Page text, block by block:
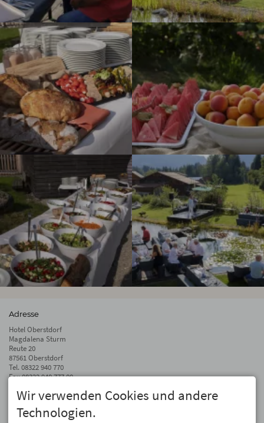
Adresse
Hotel Oberstdorf
Magdalena Sturm
Reute 20
87561 Oberstdorf
Tel. 08322 940 770
Fax 08322 940 777 00
info@hotel-oberstdorf.de
Auf dem Laufenden bleiben
Wir verwenden Cookies und andere
Technologien.